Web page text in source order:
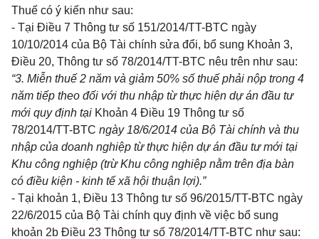
Thuế có ý kiến như sau:
- Tại Điều 7 Thông tư số 151/2014/TT-BTC ngày
10/10/2014 của Bộ Tài chính sửa đổi, bổ sung Khoản 3,
Điều 20, Thông tư số 78/2014/TT-BTC nêu trên như sau:
“3. Miễn thuế 2 năm và giảm 50% số thuế phải nộp trong 4
năm tiếp theo đối với thu nhập từ thực hiện dự án đầu tư
mới quy định tại Khoản 4 Điều 19 Thông tư số
78/2014/TT-BTC ngày 18/6/2014 của Bộ Tài chính và thu
nhập của doanh nghiệp từ thực hiện dự án đầu tư mới tại
Khu công nghiệp (trừ Khu công nghiệp nằm trên địa bàn
có điều kiện - kinh tế xã hội thuận lợi).”
- Tại khoản 1, Điều 13 Thông tư số 96/2015/TT-BTC ngày
22/6/2015 của Bộ Tài chính quy định về việc bổ sung
khoản 2b Điều 23 Thông tư số 78/2014/TT-BTC như sau: